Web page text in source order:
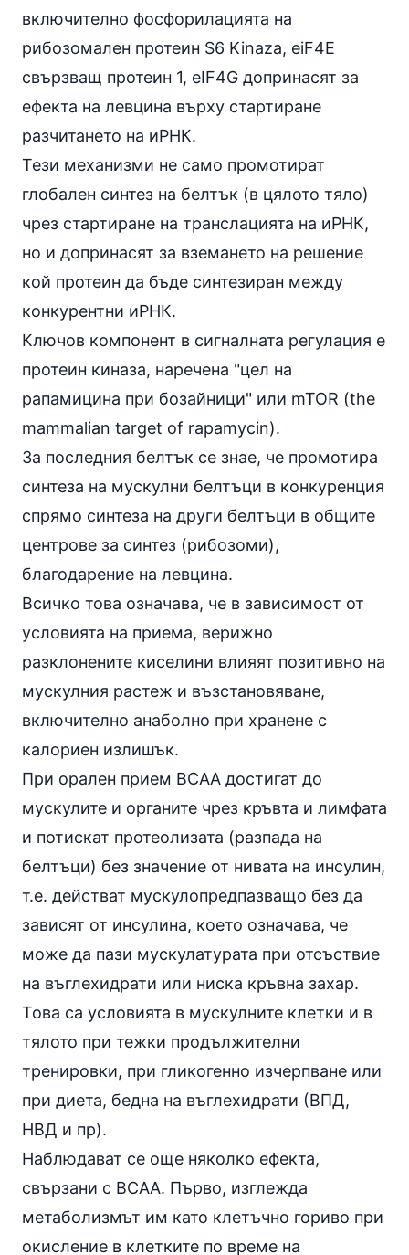
включително фосфорилацията на
рибозомален протеин S6 Kinaza, eiF4E
свързващ протеин 1, eIF4G допринасят за
ефекта на левцина върху стартиране
разчитането на иРНК.
Тези механизми не само промотират
глобален синтез на белтък (в цялото тяло)
чрез стартиране на транслацията на иРНК,
но и допринасят за вземането на решение
кой протеин да бъде синтезиран между
конкурентни иРНК.
Ключов компонент в сигналната регулация е
протеин киназа, наречена "цел на
рапамицина при бозайници" или mTOR (the
mammalian target of rapamycin).
За последния белтък се знае, че промотира
синтеза на мускулни белтъци в конкуренция
спрямо синтеза на други белтъци в общите
центрове за синтез (рибозоми),
благодарение на левцина.
Всичко това означава, че в зависимост от
условията на приема, верижно
разклонените киселини влияят позитивно на
мускулния растеж и възстановяване,
включително анаболно при хранене с
калориен излишък.
При орален прием BCAA достигат до
мускулите и органите чрез кръвта и лимфата
и потискат протеолизата (разпада на
белтъци) без значение от нивата на инсулин,
т.е. действат мускулопредпазващо без да
зависят от инсулина, което означава, че
може да пази мускулатурата при отсъствие
на въглехидрати или ниска кръвна захар.
Това са условията в мускулните клетки и в
тялото при тежки продължителни
тренировки, при гликогенно изчерпване или
при диета, бедна на въглехидрати (ВПД,
НВД и пр).
Наблюдават се още няколко ефекта,
свързани с BCAA. Първо, изглежда
метаболизмът им като клетъчно гориво при
окисление в клетките по време на